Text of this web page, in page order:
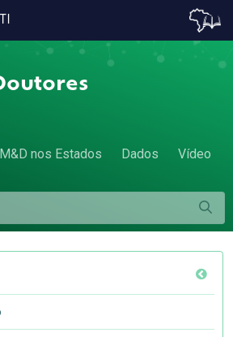
- 8.2. Sexo e idade
M&D nos Estados Dados Vídeo